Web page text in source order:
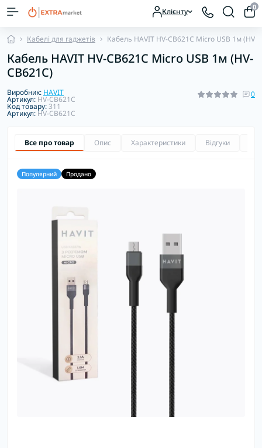
Клієнту 0
Кабелі для гаджетів Кабель HAVIT HV-CB621C Micro USB 1м (HV-
Кабель HAVIT HV-CB621C Micro USB 1м (HV-
CB621C)
Виробник: HAVIT
Артикул: HV-CB621C
Код товару:311
Артикул: HV-CB621C
0
Все про товар Опис Характеристики Відгуки
Популярний Продано